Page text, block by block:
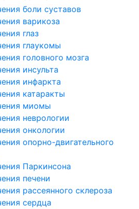
боли суставов
варикоза
глаз
глаукомы
головного мозга
инсульта
инфаркта
катаракты
миомы
неврологии
онкологии
опорно-двигательного
Паркинсона
печени
рассеянного склероза
сердца